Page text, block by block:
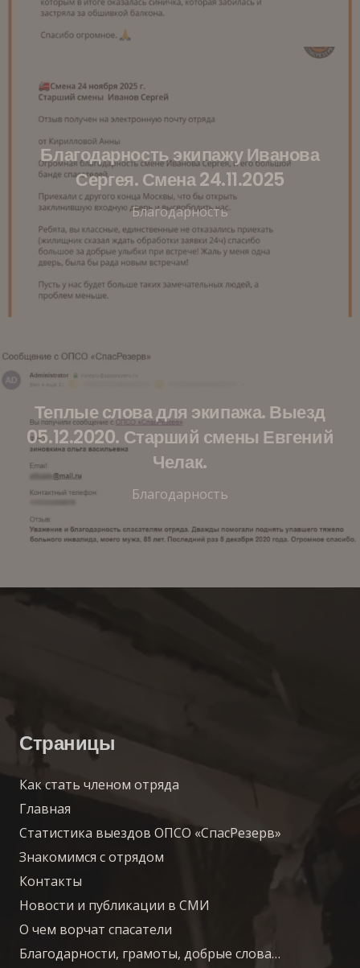
Благодарность экипажу Иванова
Сергея. Смена 24.11.2025
Благодарность
Теплые слова для экипажа. Выезд
05.12.2020. Старший смены Евгений
Челак.
Благодарность
Страницы
Как стать членом отряда
Главная
Статистика выездов ОПСО «СпасРезерв»
Знакомимся с отрядом
Контакты
Новости и публикации в СМИ
О чем ворчат спасатели
Благодарности, грамоты, добрые слова…